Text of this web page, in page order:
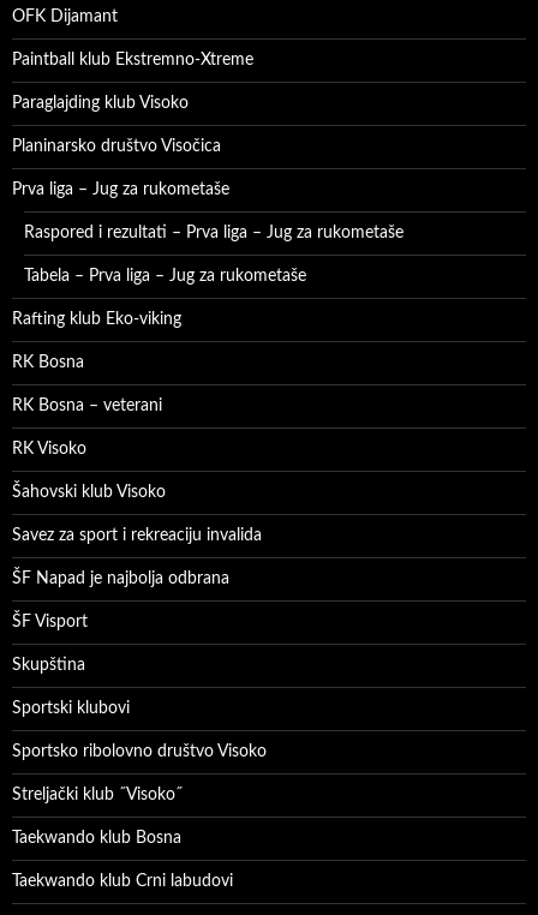
OFK Dijamant
Paintball klub Ekstremno-Xtreme
Paraglajding klub Visoko
Planinarsko društvo Visočica
Prva liga – Jug za rukometaše
Raspored i rezultati – Prva liga – Jug za rukometaše
Tabela – Prva liga – Jug za rukometaše
Rafting klub Eko-viking
RK Bosna
RK Bosna – veterani
RK Visoko
Šahovski klub Visoko
Savez za sport i rekreaciju invalida
ŠF Napad je najbolja odbrana
ŠF Visport
Skupština
Sportski klubovi
Sportsko ribolovno društvo Visoko
Streljački klub ˝Visoko˝
Taekwando klub Bosna
Taekwando klub Crni labudovi